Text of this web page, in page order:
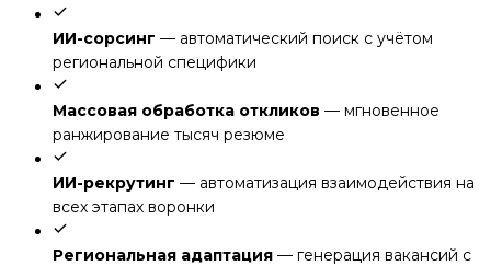
ИИ-сорсинг — автоматический поиск с учётом
региональной специфики
Массовая обработка откликов — мгновенное
ранжирование тысяч резюме
ИИ-рекрутинг — автоматизация взаимодействия на
всех этапах воронки
Региональная адаптация — генерация вакансий с